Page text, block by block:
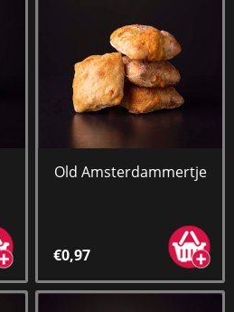
Old Amsterdammertje
€0,97